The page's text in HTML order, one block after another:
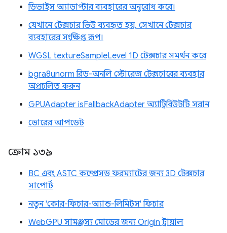
ডিভাইস অ্যাডাপ্টার ব্যবহারের অনুরোধ করে।
যেখানে টেক্সচার ভিউ ব্যবহৃত হয়, সেখানে টেক্সচার
ব্যবহারের সংক্ষিপ্ত রূপ।
WGSL textureSampleLevel 1D টেক্সচার সমর্থন করে
bgra8unorm রিড-অনলি স্টোরেজ টেক্সচারের ব্যবহার
অপ্রচলিত করুন
GPUAdapter isFallbackAdapter অ্যাট্রিবিউটটি সরান
ভোরের আপডেট
ক্রোম ১৩৯
BC এবং ASTC কম্প্রেসড ফরম্যাটের জন্য 3D টেক্সচার
সাপোর্ট
নতুন 'কোর-ফিচার-অ্যান্ড-লিমিটস' ফিচার
WebGPU সামঞ্জস্য মোডের জন্য Origin ট্রায়াল